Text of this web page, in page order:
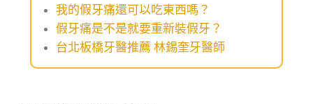
我的假牙痛還可以吃東西嗎？
假牙痛是不是就要重新裝假牙？
台北板橋牙醫推薦 林錫奎牙醫師